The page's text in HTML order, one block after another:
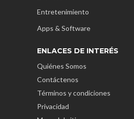
Entretenimiento
Apps & Software
ENLACES DE INTERÉS
Quiénes Somos
Contáctenos
Términos y condiciones
Privacidad